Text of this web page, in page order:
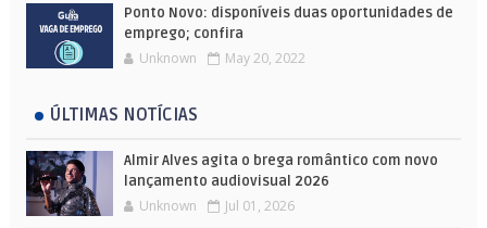
Ponto Novo: disponíveis duas oportunidades de
emprego; confira
Unknown May 20, 2022
ÚLTIMAS NOTÍCIAS
Almir Alves agita o brega romântico com novo
lançamento audiovisual 2026
Unknown Jul 01, 2026